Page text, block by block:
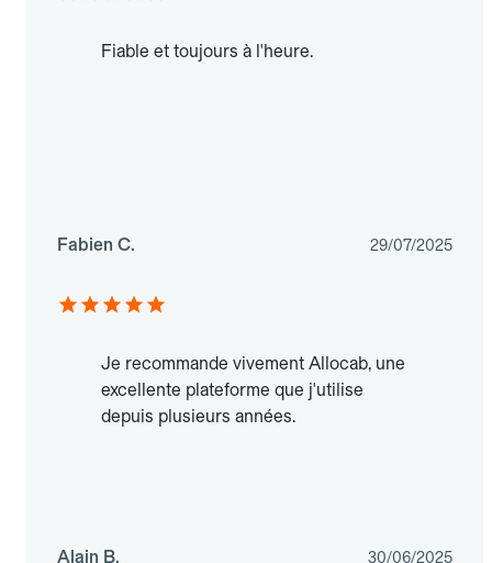
Fiable et toujours à l'heure.
Fabien C. 29/07/2025
Je recommande vivement Allocab, une
excellente plateforme que j'utilise
depuis plusieurs années.
Alain B. 30/06/2025